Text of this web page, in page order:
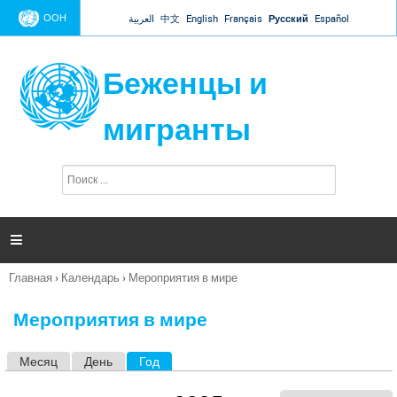
Jump to navigation
ООН العربية 中文 English Français Русский Español
Беженцы и
мигранты
п
и

Вы
Главная › Календарь › Мероприятия в мире
Мероприятия в мире
Месяц День Год